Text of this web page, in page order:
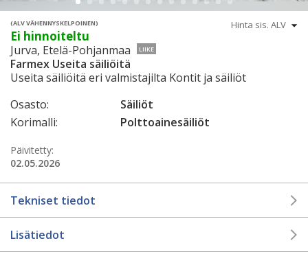
(ALV VÄHENNYSKELPOINEN)
Ei hinnoiteltu
Jurva, Etelä-Pohjanmaa LIIKE
Farmex Useita säiliöitä
Useita säiliöitä eri valmistajilta Kontit ja säiliöt
Osasto:
Säiliöt
Korimalli:
Polttoainesäiliöt
Päivitetty:
02.05.2026
Tekniset tiedot
Lisätiedot